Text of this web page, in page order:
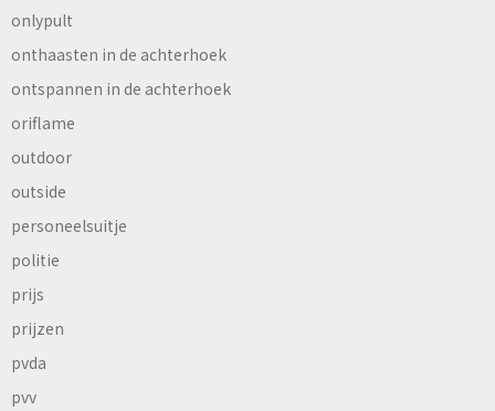
onlypult
onthaasten in de achterhoek
ontspannen in de achterhoek
oriflame
outdoor
outside
personeelsuitje
politie
prijs
prijzen
pvda
pvv